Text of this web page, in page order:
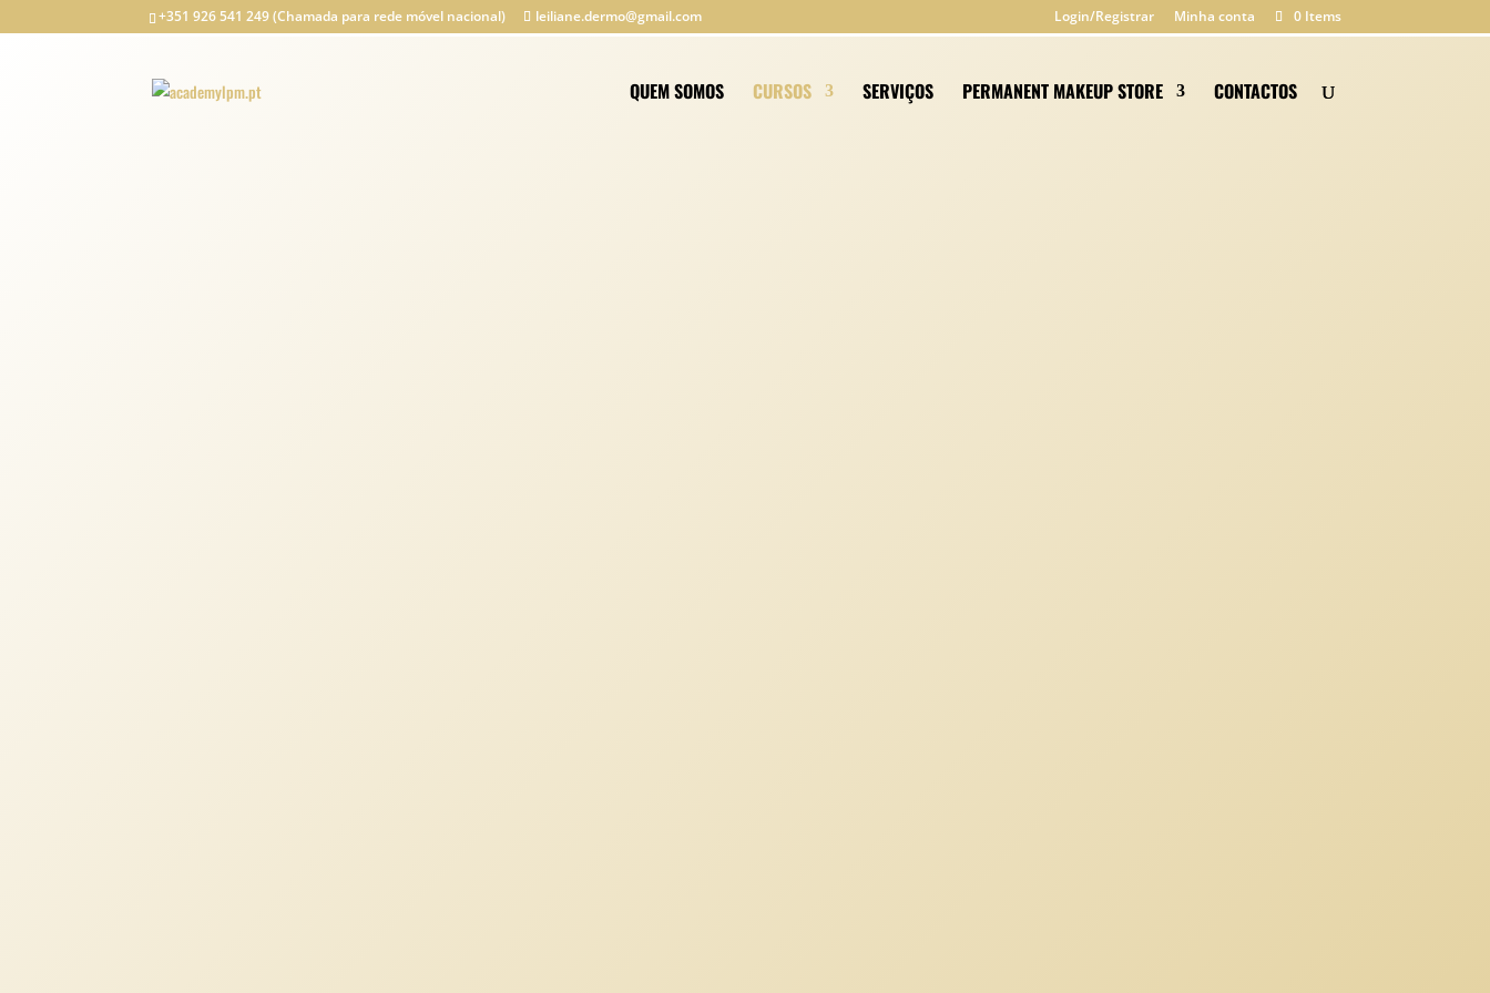
+351 926 541 249 (Chamada para rede móvel nacional) leiliane.dermo@gmail.com Login/Registrar Minha conta 0 Items
QUEM SOMOS CURSOS SERVIÇOS PERMANENT MAKEUP STORE CONTACTOS